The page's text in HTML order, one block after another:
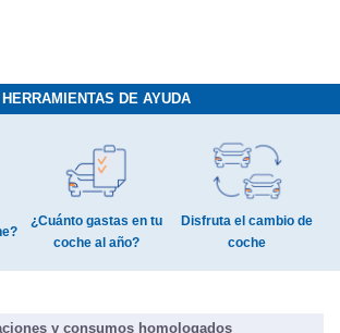
HERRAMIENTAS DE AYUDA
¿Cuánto gastas en tu
Disfruta el cambio de